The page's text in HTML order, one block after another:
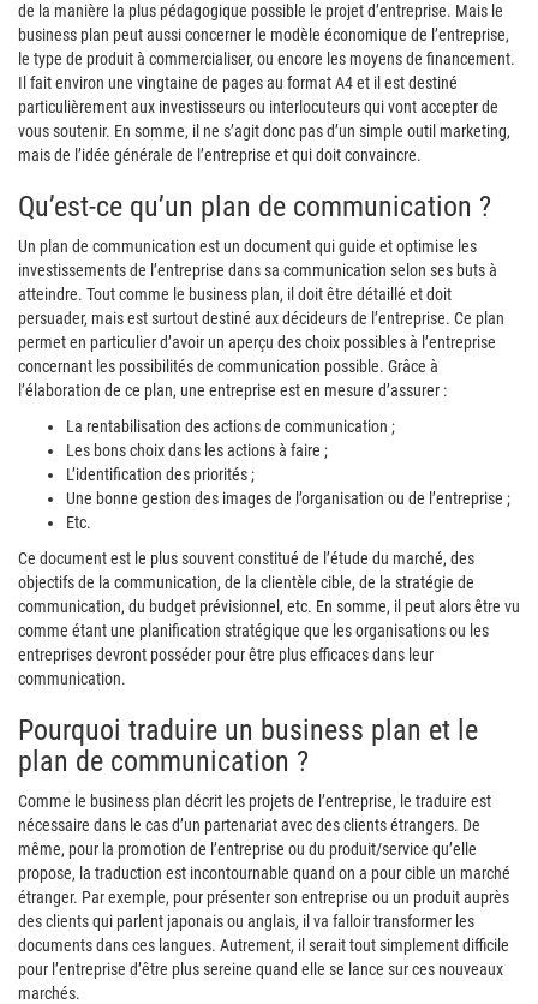
de la manière la plus pédagogique possible le projet d’entreprise. Mais le
business plan peut aussi concerner le modèle économique de l’entreprise,
le type de produit à commercialiser, ou encore les moyens de financement.
Il fait environ une vingtaine de pages au format A4 et il est destiné
particulièrement aux investisseurs ou interlocuteurs qui vont accepter de
vous soutenir. En somme, il ne s’agit donc pas d’un simple outil marketing,
mais de l’idée générale de l’entreprise et qui doit convaincre.
Qu’est-ce qu’un plan de communication ?
Un plan de communication est un document qui guide et optimise les
investissements de l’entreprise dans sa communication selon ses buts à
atteindre. Tout comme le business plan, il doit être détaillé et doit
persuader, mais est surtout destiné aux décideurs de l’entreprise. Ce plan
permet en particulier d’avoir un aperçu des choix possibles à l’entreprise
concernant les possibilités de communication possible. Grâce à
l’élaboration de ce plan, une entreprise est en mesure d’assurer :
La rentabilisation des actions de communication ;
Les bons choix dans les actions à faire ;
L’identification des priorités ;
Une bonne gestion des images de l’organisation ou de l’entreprise ;
Etc.
Ce document est le plus souvent constitué de l’étude du marché, des
objectifs de la communication, de la clientèle cible, de la stratégie de
communication, du budget prévisionnel, etc. En somme, il peut alors être vu
comme étant une planification stratégique que les organisations ou les
entreprises devront posséder pour être plus efficaces dans leur
communication.
Pourquoi traduire un business plan et le
plan de communication ?
Comme le business plan décrit les projets de l’entreprise, le traduire est
nécessaire dans le cas d’un partenariat avec des clients étrangers. De
même, pour la promotion de l’entreprise ou du produit/service qu’elle
propose, la traduction est incontournable quand on a pour cible un marché
étranger. Par exemple, pour présenter son entreprise ou un produit auprès
des clients qui parlent japonais ou anglais, il va falloir transformer les
documents dans ces langues. Autrement, il serait tout simplement difficile
pour l’entreprise d’être plus sereine quand elle se lance sur ces nouveaux
marchés.